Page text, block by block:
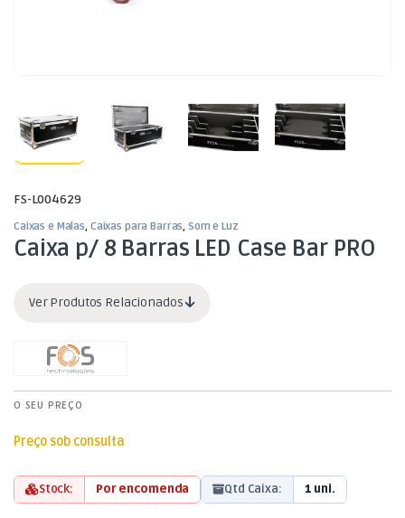
FS-L004629
Caixas e Malas, Caixas para Barras, Som e Luz
Caixa p/ 8 Barras LED Case Bar PRO
Ver Produtos Relacionados
O SEU PREÇO
Preço sob consulta
Stock: Por encomenda Qtd Caixa: 1 uni.